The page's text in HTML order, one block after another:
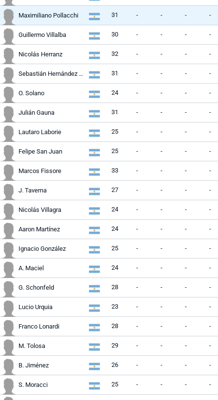
Maximiliano Pollacchi 31 - - - -
Guillermo Villalba 30 - - - -
Nicolás Herranz 32 - - - -
Sebastián Hernández Le Pors 31 - - - -
O. Solano 24 - - - -
Julián Gauna 31 - - - -
Lautaro Laborie 25 - - - -
Felipe San Juan 25 - - - -
Marcos Fissore 33 - - - -
J. Taverna 27 - - - -
Nicolás Villagra 24 - - - -
Aaron Martínez 24 - - - -
Ignacio González 25 - - - -
A. Maciel 24 - - - -
G. Schonfeld 28 - - - -
Lucio Urquia 23 - - - -
Franco Lonardi 28 - - - -
M. Tolosa 29 - - - -
B. Jiménez 26 - - - -
S. Moracci 25 - - - -